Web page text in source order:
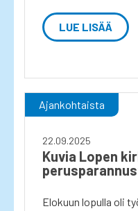
LUE LISÄÄ
Ajankohtaista
22.09.2025
Kuvia Lopen
Elokuun lopulla oli